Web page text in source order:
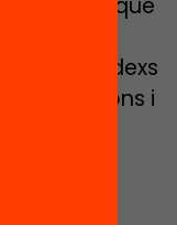
i rigor que
la Franja.
Índexs
advocacions i